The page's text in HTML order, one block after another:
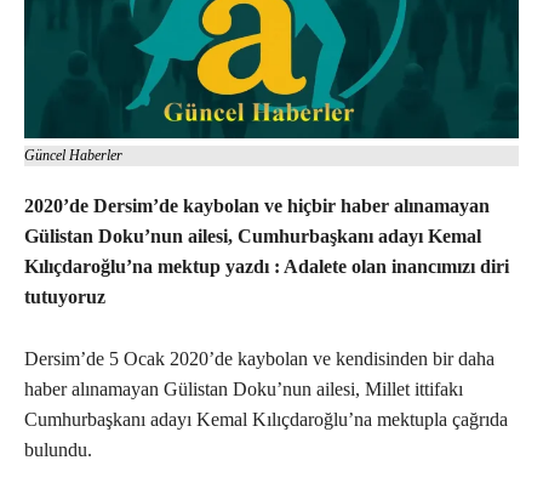
Güncel Haberler
2020’de Dersim’de kaybolan ve hiçbir haber alınamayan
Gülistan Doku’nun ailesi, Cumhurbaşkanı adayı Kemal
Kılıçdaroğlu’na mektup yazdı : Adalete olan inancımızı diri
tutuyoruz
Dersim’de 5 Ocak 2020’de kaybolan ve kendisinden bir daha
haber alınamayan Gülistan Doku’nun ailesi, Millet ittifakı
Cumhurbaşkanı adayı Kemal Kılıçdaroğlu’na mektupla çağrıda
bulundu.